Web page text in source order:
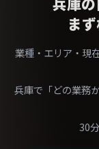
ま
業種・エリア・現
兵庫で「どの業務
30